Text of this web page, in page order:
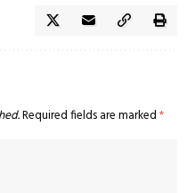
Required fields are marked*